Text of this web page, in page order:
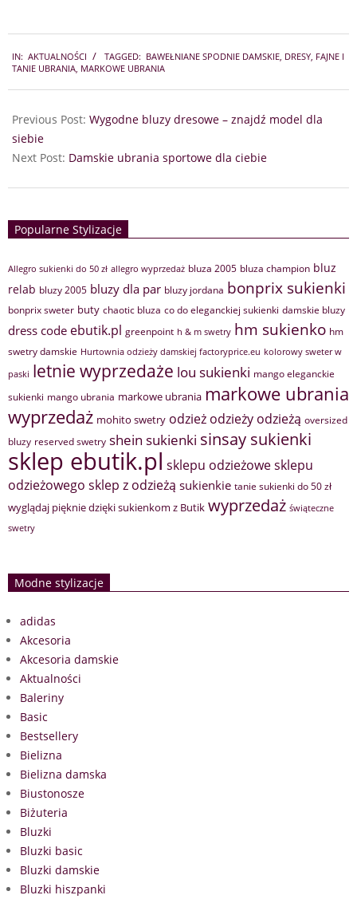
10-
IN: AKTUALNOŚCI TAGGED: BAWEŁNIANE SPODNIE DAMSKIE DRESY FAJNE I
TANIE UBRANIA MARKOWE UBRANIA
Previous Post: Wygodne bluzy dresowe – znajdź model dla
siebie
Next Post: Damskie ubrania sportowe dla ciebie
Popularne Stylizacje
Allegro sukienki do 50 zł allegro wyprzedaż bluza 2005 bluza champion bluz
relab bluzy 2005 bluzy dla par bluzy jordana bonprix sukienki
bonprix sweter buty chaotic bluza co do eleganckiej sukienki damskie bluzy
dress code ebutik.pl greenpoint h & m swetry hm sukienko hm
swetry damskie Hurtownia odzieży damskiej factoryprice.eu kolorowy sweter w
paski letnie wyprzedaże lou sukienki mango eleganckie
sukienki mango ubrania markowe ubrania markowe ubrania
wyprzedaż mohito swetry odzież odzieży odzieżą oversized
bluzy reserved swetry shein sukienki sinsay sukienki
sklep ebutik.pl sklepu odzieżowesklepu
odzieżowego sklep z odzieżą sukienkie tanie sukienki do 50 zł
wyglądaj pięknie dzięki sukienkom z Butik wyprzedaż świąteczne
swetry
Modne stylizacje
adidas
Akcesoria
Akcesoria damskie
Aktualności
Baleriny
Basic
Bestsellery
Bielizna
Bielizna damska
Biustonosze
Biżuteria
Bluzki
Bluzki basic
Bluzki damskie
Bluzki hiszpanki